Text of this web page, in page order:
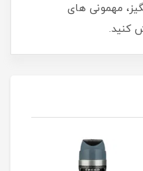
مهمونی های
کنید.